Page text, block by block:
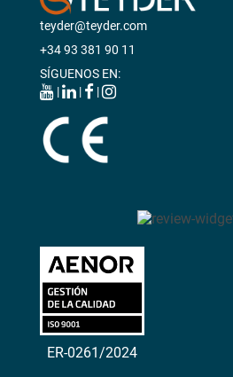
teyder@teyder.com
+34 93 381 90 11
SÍGUENOS EN:
|
| |
ER-0261/2024